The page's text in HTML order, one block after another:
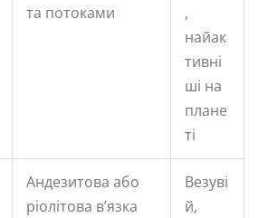
та потоками
,
найак
тивні
ші на
плане
ті
Андезитова або
ріолітова в’язка
Везуві
й,